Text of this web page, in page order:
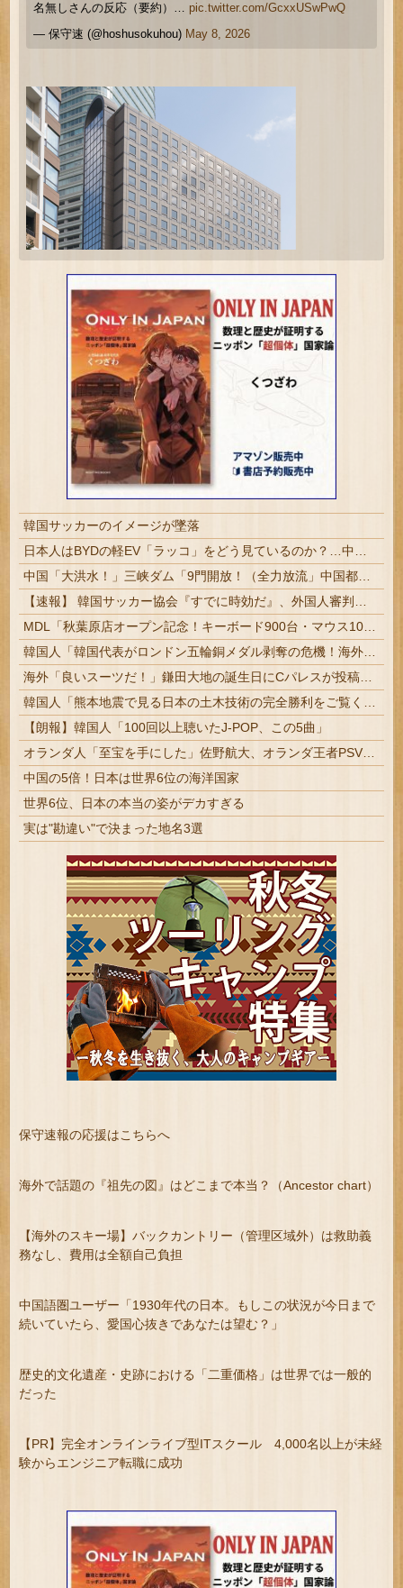
名無しさんの反応（要約）…pic.twitter.com/GcxxUSwPwQ
— 保守速 (@hoshusokuhou) May 8, 2026
韓国サッカーのイメージが墜落
【朗報】韓国人「100回以上聴いたJ-POP、この5曲」
中国の5倍！日本は世界6位の海洋国家
世界6位、日本の本当の姿がデカすぎる
実は"勘違い"で決まった地名3選
保守速報の応援はこちらへ
海外で話題の『祖先の図』はどこまで本当？（Ancestor chart）
【海外のスキー場】バックカントリー（管理区域外）は救助義
務なし、費用は全額自己負担
中国語圏ユーザー「1930年代の日本。もしこの状況が今日まで
続いていたら、愛国心抜きであなたは望む？」
歴史的文化遺産・史跡における「二重価格」は世界では一般的
だった
【PR】完全オンラインライブ型ITスクール 4,000名以上が未経
験からエンジニア転職に成功